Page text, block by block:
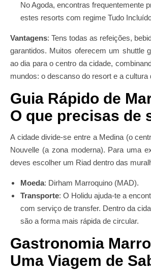
No Agoda, encontras frequentemente
estes resorts com regime Tudo
Vantagens: Tens todas as refeições,
garantidos. Muitos oferecem um shuttle
ao dia para o centro da cidade,
mundos: o descanso do resort e a cultura
Guia Rápido de
O que precisas de
A cidade divide-se entre a Medina (o
Nouvelle (a zona moderna). Para uma
deves escolher um Riad dentro das
Moeda: Dirham Marroquino (MAD).
Transporte: O Holidu ajuda-te a
com serviço de transfer. Dentro da
são a forma mais rápida de circular.
Gastronomia
Uma Viagem de